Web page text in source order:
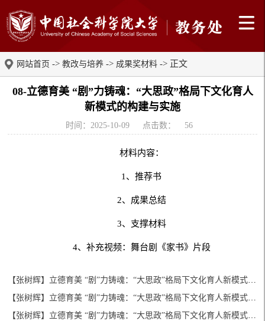
网站首页 -> 教改与培养 -> 成果奖材料 -> 正文
08-立德育美 “剧”力铸魂：“大思政”格局下文化育人
新模式的构建与实施
时间：2025-10-09 点击数： 56
材料内容：
1、推荐书
2、成果总结
3、支撑材料
4、补充视频：舞台剧《家书》片段
【张树辉】立德育美 “剧”力铸魂：“大思政”格局下文化育人新模式的构建与实施20251011(1).docx
【张树辉】立德育美 “剧”力铸魂：“大思政”格局下文化育人新模式的构建与实施-成果总结(1).docx
【张树辉】立德育美 “剧”力铸魂：“大思政”格局下文化育人新模式的构建与实施-附件及支撑材料_修订版.docx